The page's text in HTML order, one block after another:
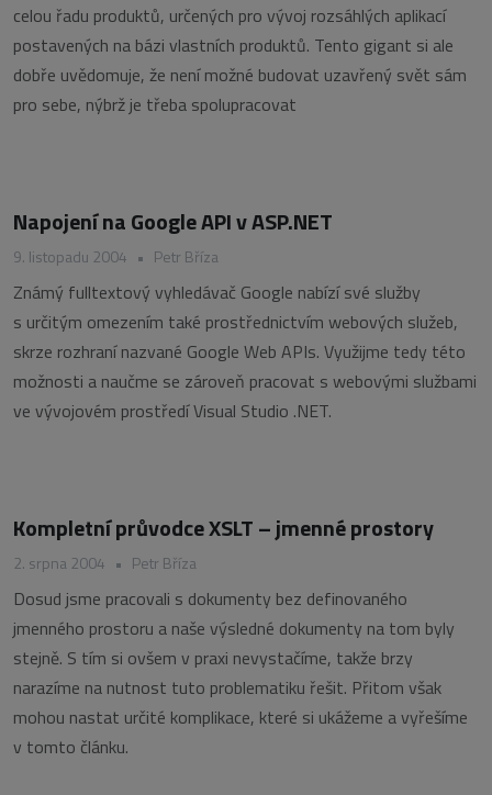
celou řadu produktů, určených pro vývoj rozsáhlých aplikací
postavených na bázi vlastních produktů. Tento gigant si ale
dobře uvědomuje, že není možné budovat uzavřený svět sám
pro sebe, nýbrž je třeba spolupracovat
Napojení na Google API v ASP.NET
9. listopadu 2004 • Petr Bříza
Známý fulltextový vyhledávač Google nabízí své služby
s určitým omezením také prostřednictvím webových služeb,
skrze rozhraní nazvané Google Web APIs. Využijme tedy této
možnosti a naučme se zároveň pracovat s webovými službami
ve vývojovém prostředí Visual Studio .NET.
Kompletní průvodce XSLT – jmenné prostory
2. srpna 2004 • Petr Bříza
Dosud jsme pracovali s dokumenty bez definovaného
jmenného prostoru a naše výsledné dokumenty na tom byly
stejně. S tím si ovšem v praxi nevystačíme, takže brzy
narazíme na nutnost tuto problematiku řešit. Přitom však
mohou nastat určité komplikace, které si ukážeme a vyřešíme
v tomto článku.